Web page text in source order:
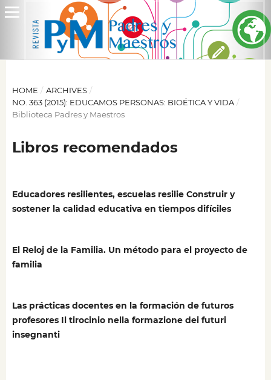
HOME / ARCHIVES /
NO. 363 (2015): EDUCAMOS PERSONAS: BIOÉTICA Y VIDA /
Biblioteca Padres y Maestros
Libros recomendados
Educadores resilientes, escuelas resilie Construir y
sostener la calidad educativa en tiempos difíciles
El Reloj de la Familia. Un método para el proyecto de
familia
Las prácticas docentes en la formación de futuros
profesores Il tirocinio nella formazione dei futuri
insegnanti